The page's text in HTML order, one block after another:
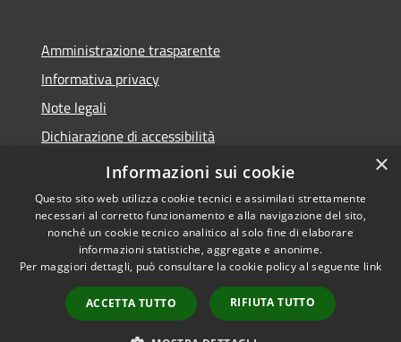
Amministrazione trasparente
Informativa privacy
Note legali
Dichiarazione di accessibilità
Moduli Privacy Amministrazione trasparente
Accessibilità
Copyright © 2026 • Comune di
Limana • Powered by
Municipium•
Accesso
redazione
×
Informazioni sui cookie
Questo sito web utilizza cookie tecnici e assimilati strettamente
necessari al corretto funzionamento e alla navigazione del sito,
nonché un cookie tecnico analitico al solo fine di elaborare
informazioni statistiche, aggregate e anonime.
Per maggiori dettagli, può consultare la cookie policy al seguente link
ACCETTA TUTTO RIFIUTA TUTTO